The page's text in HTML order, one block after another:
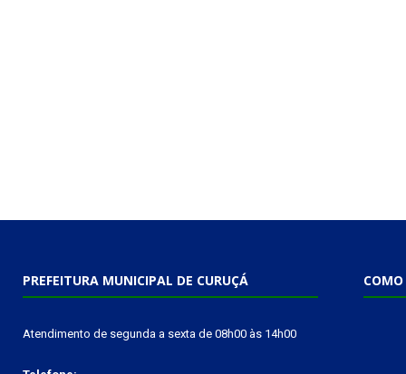
PREFEITURA MUNICIPAL DE CURUÇÁ
Atendimento de segunda a sexta de 08h00 às 14h00
COMO